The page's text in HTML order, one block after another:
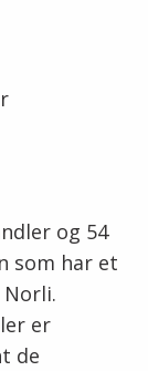
og 54
som har et
er
de